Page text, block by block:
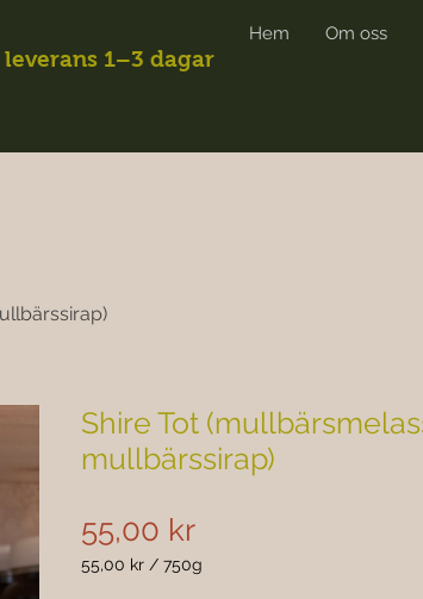
1–3 dagar
Hem Om oss
Shire Tot
mullbärssirap)
55,00 krPris
55,00 kr / 750g